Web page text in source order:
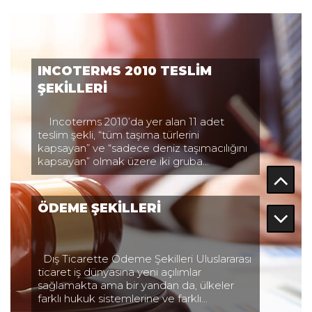
sağlamakta ama bir yandan da, ülkeler
farklı hukuk sistemlerine ve farklı...
GÜMRÜK TERİMLERİ
TÜRKÇE FRANSIZCA İNGİLİZCE Aktarma
beyanı Déclaration pour transbordement
Declaration for transhipment Aktarmak
Transborder To tranship Ambalaj listesi...
27 - Petrokimyasallar 14 - 20
Temmuz 2025 Referans...
PETROKİMYASAL ÜRÜNLERİ
REFERANS FİYATLARI AİT OLDUĞU
DÖNEM: 14 - 20 Temmuz 2025 BİRİM :
ABD DOLARI/TON G. T. İ. P. ÜRÜN ADI...